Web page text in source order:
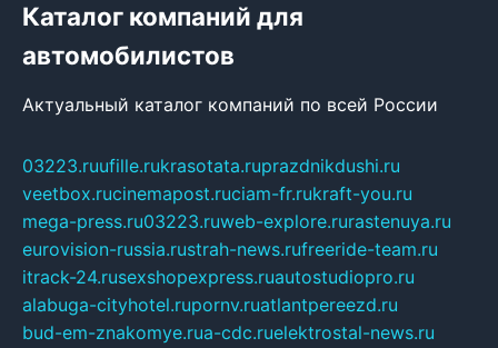
Каталог компаний для
автомобилистов
Актуальный каталог компаний по всей России
03223.ruufille.rukrasotata.ruprazdnikdushi.ru
veetbox.rucinemapost.ruciam-fr.rukraft-you.ru
mega-press.ru03223.ruweb-explore.rurastenuya.ru
eurovision-russia.rustrah-news.rufreeride-team.ru
itrack-24.rusexshopexpress.ruautostudiopro.ru
alabuga-cityhotel.rupornv.ruatlantpereezd.ru
bud-em-znakomye.rua-cdc.ruelektrostal-news.ru